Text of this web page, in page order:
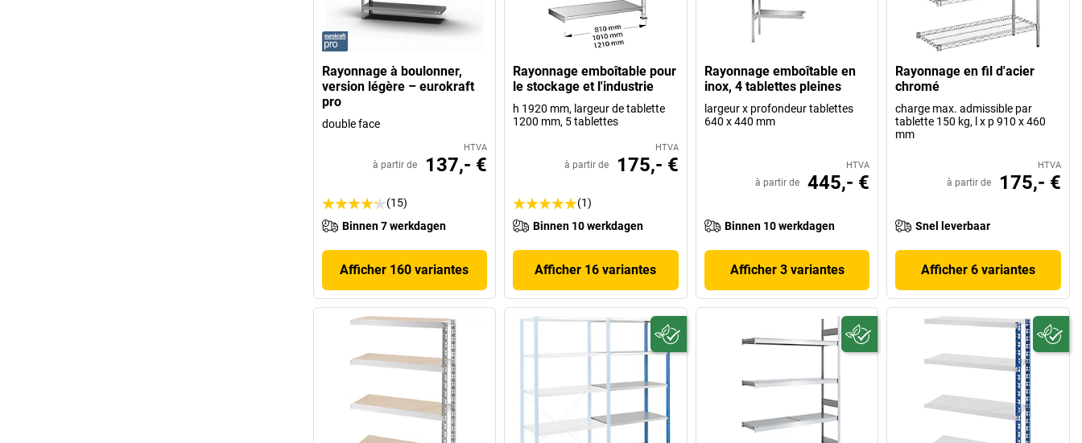
Rayonnage à boulonner,
version légère – eurokraft
pro
double face
HTVA
à partir de 137,- €
(15)
Binnen 7 werkdagen
Afficher 160 variantes
Rayonnage emboîtable pour
le stockage et l'industrie
h 1920 mm, largeur de tablette
1200 mm, 5 tablettes
HTVA
à partir de 175,- €
(1)
Binnen 10 werkdagen
Afficher 16 variantes
Rayonnage emboîtable en
inox, 4 tablettes pleines
largeur x profondeur tablettes
640 x 440 mm
HTVA
à partir de 445,- €
Binnen 10 werkdagen
Afficher 3 variantes
Rayonnage en fil d'acier
chromé
charge max. admissible par
tablette 150 kg, l x p 910 x 460
mm
HTVA
à partir de 175,- €
Snel leverbaar
Afficher 6 variantes